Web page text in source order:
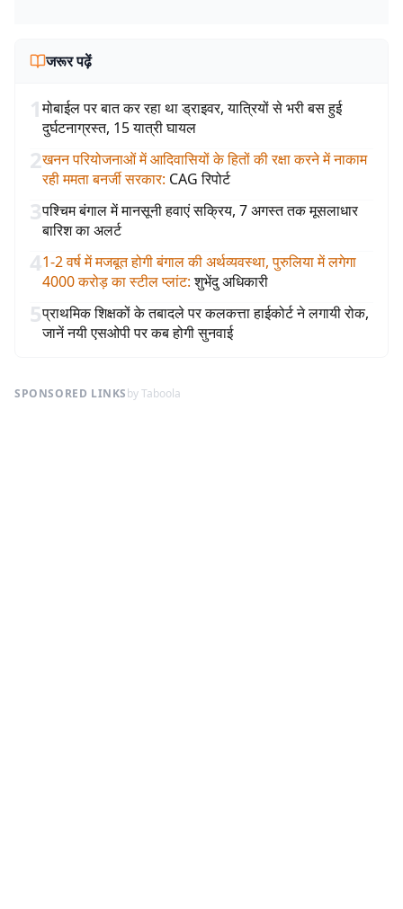
जरूर पढ़ें
1मोबाईल पर बात कर रहा था ड्राइवर, यात्रियों से भरी बस हुई
दुर्घटनाग्रस्त, 15 यात्री घायल
2खनन परियोजनाओं में आदिवासियों के हितों की रक्षा करने में नाकाम
रही ममता बनर्जी सरकार: CAG रिपोर्ट
3पश्चिम बंगाल में मानसूनी हवाएं सक्रिय, 7 अगस्त तक मूसलाधार
बारिश का अलर्ट
41-2 वर्ष में मजबूत होगी बंगाल की अर्थव्यवस्था, पुरुलिया में लगेगा
4000 करोड़ का स्टील प्लांट: शुभेंदु अधिकारी
5प्राथमिक शिक्षकों के तबादले पर कलकत्ता हाईकोर्ट ने लगायी रोक,
जानें नयी एसओपी पर कब होगी सुनवाई
SPONSORED LINKSby Taboola